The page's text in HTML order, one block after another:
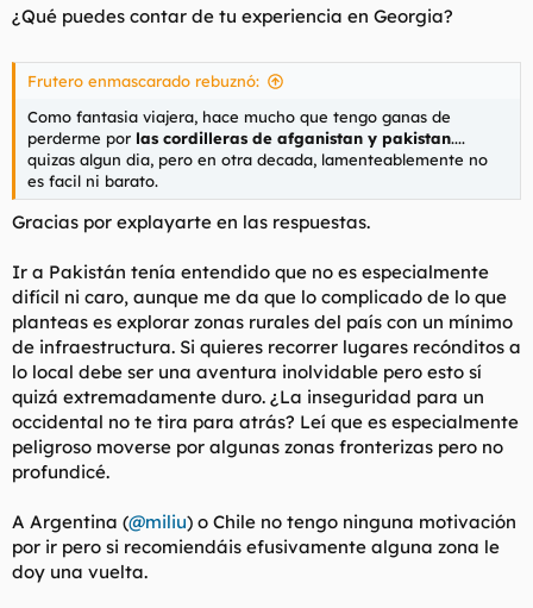
¿Qué puedes contar de tu experiencia en Georgia?
Frutero enmascarado rebuznó:
Como fantasia viajera, hace mucho que tengo ganas de
perderme por las cordilleras de afganistan y pakistan....
quizas algun dia, pero en otra decada, lamenteablemente no
es facil ni barato.
Gracias por explayarte en las respuestas.
Ir a Pakistán tenía entendido que no es especialmente
difícil ni caro, aunque me da que lo complicado de lo que
planteas es explorar zonas rurales del país con un mínimo
de infraestructura. Si quieres recorrer lugares recónditos a
lo local debe ser una aventura inolvidable pero esto sí
quizá extremadamente duro. ¿La inseguridad para un
occidental no te tira para atrás? Leí que es especialmente
peligroso moverse por algunas zonas fronterizas pero no
profundicé.
A Argentina (@miliu) o Chile no tengo ninguna motivación
por ir pero si recomiendáis efusivamente alguna zona le
doy una vuelta.